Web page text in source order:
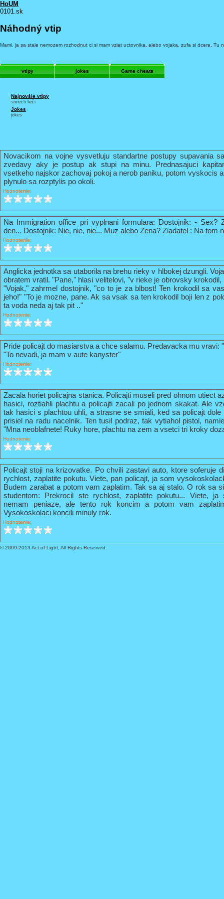
HoUM
0101.sk
Náhodný vtip
Mami, ja sa stale nemozem rozhodnut ci si mam vziat uctovnika, alebo vojaka, zufa si dcera.
vtipy jokes Game cheats
Najnovšie vtipy
smiech lieči
Jokes
jokes
Novacikom na vojne vysvetluju standartne postupy supavania
zvedavy aky je postup ak stupi na minu. Prednasajuci
vsetkeho najskor zachovaj pokoj a nerob paniku, potom vyskocis
plynulo sa rozptylis po okoli.
Hodnotenie:
Na Immigration office pri vyplnani formulara: Dostojnik: - Sex?
den... Dostojnik: Nie, nie, nie... Muz alebo Zena? Ziadatel : Na tom
Hodnotenie:
Anglicka jednotka sa utaborila na brehu rieky v hlbokej dzungli.
obratem vratil. "Pane," hlasi velitelovi, "v rieke je obrovsky
"Vojak," zahrmel dostojnik, "co to je za blbost! Ten krokodil sa
jeho!" "To je mozne, pane. Ak sa vsak sa ten krokodil boji len z
ta voda neda aj tak pit .."
Hodnotenie:
Pride policajt do masiarstva a chce salamu. Predavacka mu vravi:
"To nevadi, ja mam v aute kanyster"
Hodnotenie:
Zacala horiet policajna stanica. Policajti museli pred ohnom utiect
hasici, roztiahli plachtu a policajti zacali po jednom skakat. Ale
tak hasici s plachtou uhli, a strasne se smiali, ked sa policajt
prisiel na radu nacelnik. Ten tusil podraz, tak vytiahol pistol,
"Mna neoblafnete! Ruky hore, plachtu na zem a vsetci tri kroky
Hodnotenie:
Policajt stoji na krizovatke. Po chvili zastavi auto, ktore soferuje
rychlost, zaplatite pokutu. Viete, pan policajt, ja som
Budem zarabat a potom vam zaplatim. Tak sa aj stalo. O rok sa
studentom: Prekrocil ste rychlost, zaplatite pokutu... Viete,
nemam peniaze, ale tento rok koncim a potom vam
Vysokoskolaci koncili minuly rok.
Hodnotenie:
© 2009-2013 Act of Light, All Rights Reserved.